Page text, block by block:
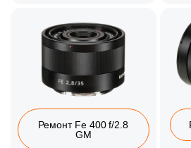
Ремонт Fe 400 f/2.8
GM